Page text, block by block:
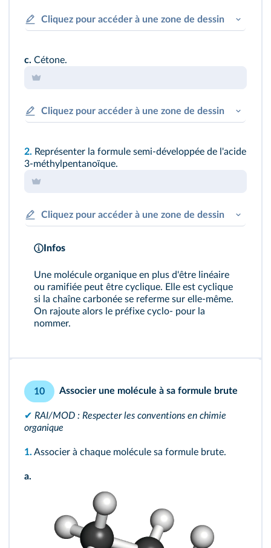
Cliquez pour accéder à une zone de dessin
c. Cétone.
Cliquez pour accéder à une zone de dessin
2. Représenter la formule semi-développée de l'acide
3-méthylpentanoïque.
Cliquez pour accéder à une zone de dessin
Infos
Une molécule organique en plus d'être linéaire
ou ramifiée peut être cyclique. Elle est cyclique
si la chaîne carbonée se referme sur elle-même.
On rajoute alors le préfixe cyclo- pour la
nommer.
10 Associer une molécule à sa formule brute
✔ RAI/MOD : Respecter les conventions en chimie
organique
1. Associer à chaque molécule sa formule brute.
a.